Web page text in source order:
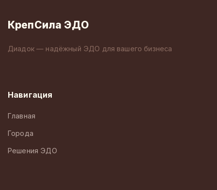
КрепСила ЭДО
Диадок — надёжный ЭДО для вашего бизнеса
Навигация
Главная
Города
Решения ЭДО